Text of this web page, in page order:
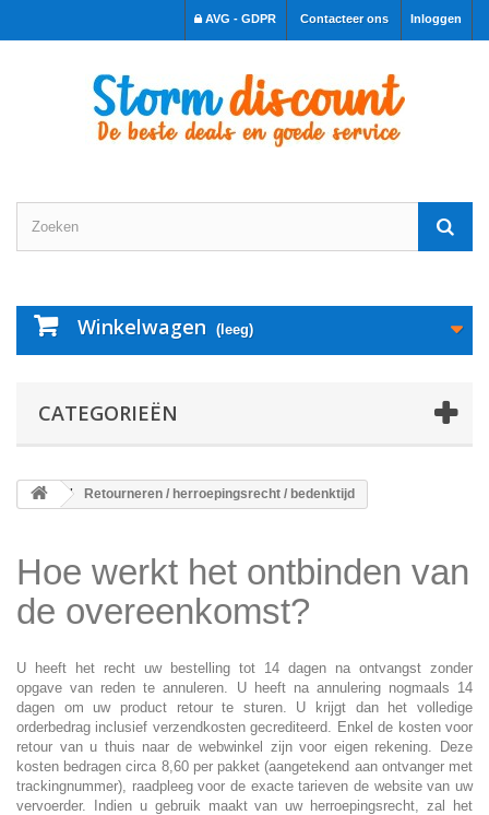
Inloggen
Contacteer ons
AVG - GDPR
Winkelwagen (leeg)
CATEGORIEËN
Retourneren / herroepingsrecht / bedenktijd
Hoe werkt het ontbinden van
de overeenkomst?
U heeft het recht uw bestelling tot 14 dagen na ontvangst zonder
opgave van reden te annuleren. U heeft na annulering nogmaals 14
dagen om uw product retour te sturen. U krijgt dan het volledige
orderbedrag inclusief verzendkosten gecrediteerd. Enkel de kosten voor
retour van u thuis naar de webwinkel zijn voor eigen rekening. Deze
kosten bedragen circa 8,60 per pakket (aangetekend aan ontvanger met
trackingnummer), raadpleeg voor de exacte tarieven de website van uw
vervoerder. Indien u gebruik maakt van uw herroepingsrecht, zal het